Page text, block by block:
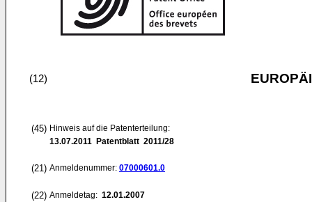
(12)
(45) Hinweis auf die Patenterteilung:
13.07.2011 Patentblatt 2011/28
(21) Anmeldenummer: 07000601.0
(22) Anmeldetag: 12.01.2007